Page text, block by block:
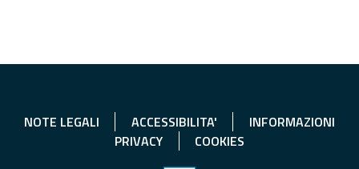
NOTE LEGALI ACCESSIBILITA'
INFORMAZIONI
PRIVACY
COOKIES